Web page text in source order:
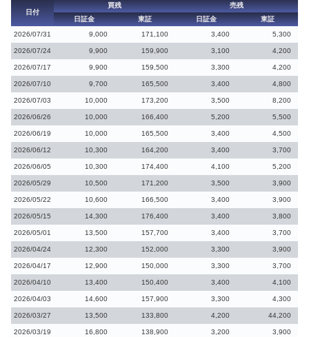
日付
買残
売残
日証金
東証 日証金
東証
2026/07/31
9,000 171,100 3,400 5,300
2026/07/24 9,900 159,900 3,100 4,200
2026/07/17 9,900 159,500 3,300 4,200
2026/07/10 9,700 165,500 3,400 4,800
2026/07/03 10,000 173,200 3,500 8,200
2026/06/26 10,000 166,400 5,200 5,500
2026/06/19 10,000 165,500 3,400 4,500
2026/06/12 10,300 164,200 3,400 3,700
2026/06/05 10,300 174,400 4,100 5,200
2026/05/29 10,500 171,200 3,500 3,900
2026/05/22 10,600 166,500 3,400 3,900
2026/05/15 14,300 176,400 3,400 3,800
2026/05/01 13,500 157,700 3,400 3,700
2026/04/24 12,300 152,000 3,300 3,900
2026/04/17 12,900 150,000 3,300 3,700
2026/04/10 13,400 150,400 3,400 4,100
2026/04/03 14,600 157,900 3,300 4,300
2026/03/27 13,500 133,800 4,200 44,200
2026/03/19 16,800 138,900 3,200 3,900